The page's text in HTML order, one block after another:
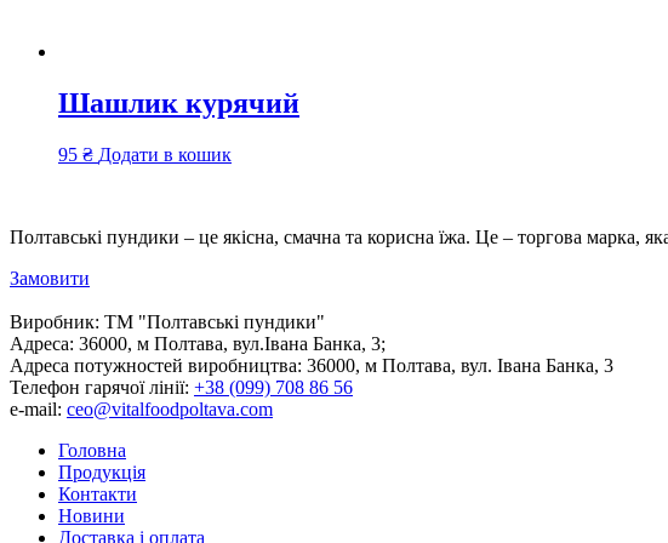
Шашлик курячий
95 ₴ Додати в кошик
Полтавські пундики – це якісна, смачна та корисна їжа. Це – торгова марка,
Замовити
Виробник: ТМ "Полтавські пундики"
Адреса: 36000, м Полтава, вул.Івана Банка, 3;
Адреса потужностей виробництва: 36000, м Полтава, вул. Івана Банка, 3
Телефон гарячої лінії: +38 (099) 708 86 56
e-mail: ceo@vitalfoodpoltava.com
Головна
Продукція
Контакти
Новини
Доставка і оплата